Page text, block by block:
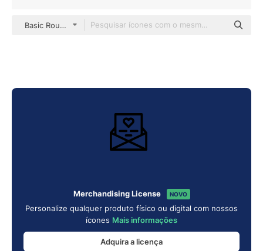
Basic Rounded Lineal
Merchandising License NOVO
Personalize qualquer produto físico ou digital com nossos
ícones Mais informações
Adquira a licença